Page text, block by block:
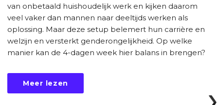
van onbetaald huishoudelijk werk en kijken daarom
veel vaker dan mannen naar deeltijds werken als
oplossing. Maar deze setup belemert hun carrière en
welzijn en versterkt genderongelijkheid. Op welke
manier kan de 4-dagen week hier balans in brengen?
Meer lezen